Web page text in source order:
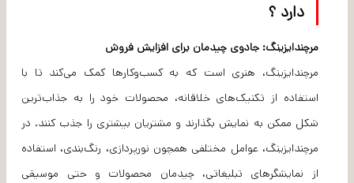
دارد ؟
مرچندایزینگ: جادوی چیدمان برای افزایش فروش
مرچندایزینگ، هنری است که به کسب‌وکارها کمک می‌کند تا با
استفاده از تکنیک‌های خلاقانه، محصولات خود را به جذاب‌ترین
شکل ممکن به نمایش بگذارند و مشتریان بیشتری را جذب کنند. در
مرچندایزینگ، عوامل مختلفی همچون نورپردازی، رنگ‌بندی، استفاده
از نمایشگرهای تبلیغاتی، چیدمان محصولات و حتی موسیقی